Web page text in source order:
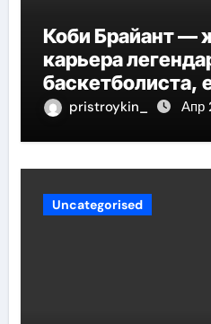
Коби Брайант —
карьера
баскетболиста,
и наследие
pristroykin_ Апр
Uncategorised